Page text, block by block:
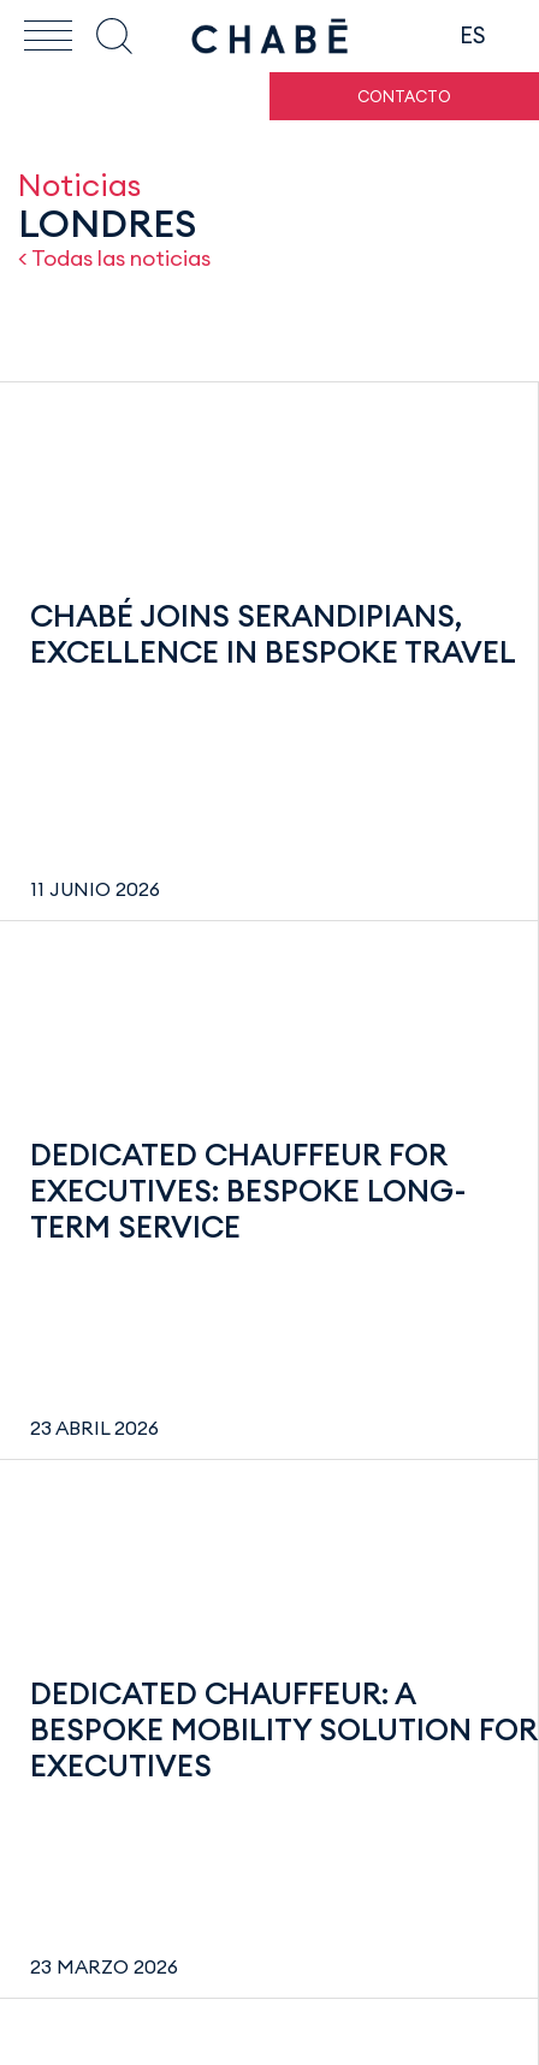
ES
CONTACTO
Noticias
LONDRES
< Todas las noticias
CHABÉ JOINS SERANDIPIANS,
EXCELLENCE IN BESPOKE TRAVEL
11 JUNIO 2026
DEDICATED CHAUFFEUR FOR
EXECUTIVES: BESPOKE LONG-
TERM SERVICE
23 ABRIL 2026
DEDICATED CHAUFFEUR: A
BESPOKE MOBILITY SOLUTION FOR
EXECUTIVES
23 MARZO 2026